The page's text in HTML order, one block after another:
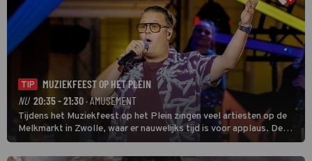
TIP
MUZIEKFEEST OP HET PLEIN
NU 20:35 - 21:30· AMUSEMENT
Tijdens het Muziekfeest op het Plein zingen veel artiesten op de
Melkmarkt in Zwolle, waar er nauwelijks tijd is voor applaus. De
grootste namen zijn André Hazes, Jannes, René Froger en
natuurlijk Rutger van Barneveld met zijn hit Zwoele Zomernachten.